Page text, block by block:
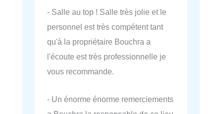
- Salle au top ! Salle très jolie et le
personnel est très compétent tant
qu'à la propriétaire Bouchra a
l'écoute est très professionnelle je
vous recommande.
- Un énorme énorme remerciements